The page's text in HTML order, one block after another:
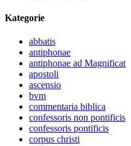
Kategorie
abbatis
antiphonae
antiphonae ad Magnificat
apostoli
ascensio
bvm
commentaria biblica
confessoris non pontificis
confessoris pontificis
corpus christi